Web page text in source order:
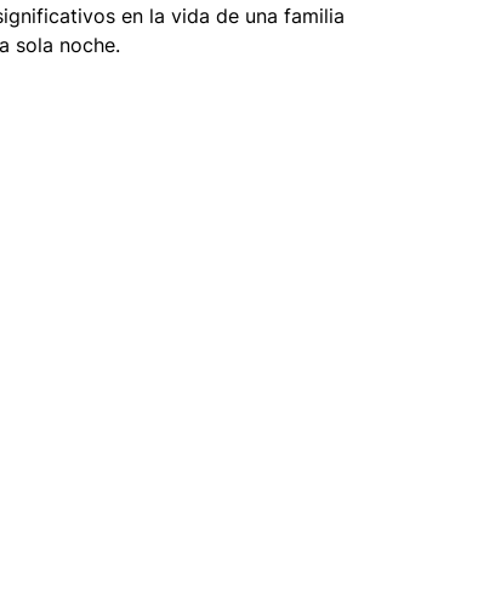
en la vida de una familia
sola noche.